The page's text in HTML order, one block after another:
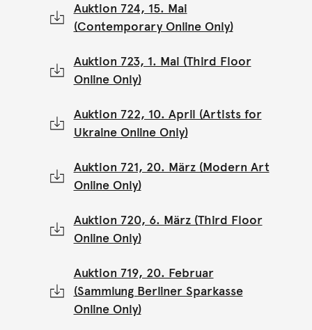
Auktion 724, 15. Mai
(Contemporary Online Only)
Auktion 723, 1. Mai (Third Floor
Online Only)
Auktion 722, 10. April (Artists for
Ukraine Online Only)
Auktion 721, 20. März (Modern Art
Online Only)
Auktion 720, 6. März (Third Floor
Online Only)
Auktion 719, 20. Februar
(Sammlung Berliner Sparkasse
Online Only)